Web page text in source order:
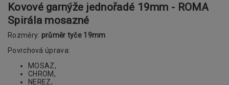
Kovové garnýže jednořadé 19mm - ROMA
Spirála mosazné
Rozměry: průměr tyče 19mm
Povrchová úprava:
MOSAZ,
CHROM,
NEREZ,